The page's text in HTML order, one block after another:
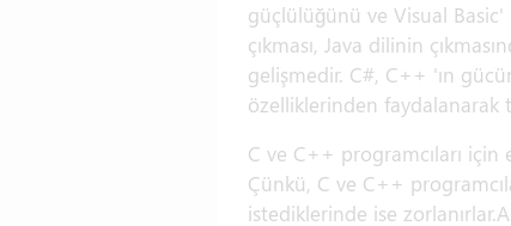
güçlülüğünü ve Visual Basic'
çıkması, Java dilinin
gelişmedir. C#, C++ 'ın
özelliklerinden faydalanarak
C ve C++ programcıları için
Çünkü, C ve C++
istediklerinde ise